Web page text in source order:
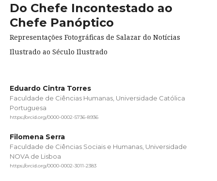
Do Chefe Incontestado ao
Chefe Panóptico
Representações Fotográficas de Salazar do Notícias
Ilustrado ao Século Ilustrado
Eduardo Cintra Torres
Faculdade de Ciências Humanas, Universidade Católica
Portuguesa
https://orcid.org/0000-0002-5736-8936
Filomena Serra
Faculdade de Ciências Sociais e Humanas, Universidade
NOVA de Lisboa
https://orcid.org/0000-0002-3011-2383